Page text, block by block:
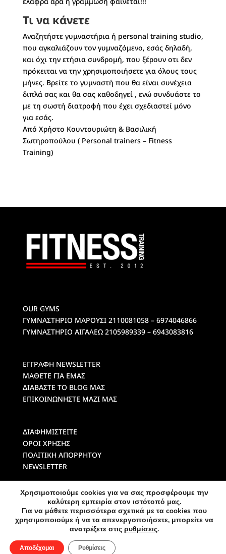
Τι να κάνετε
Αναζητήστε γυμναστήρια ή personal training studio,
που αγκαλιάζουν τον γυμναζόμενο, εσάς δηλαδή,
και όχι την ετήσια συνδρομή, που ξέρουν οτι δεν
πρόκειται να την χρησιμοποιήσετε για όλους τους
μήνες. Βρείτε το γυμναστή που θα είναι συνέχεια
διπλά σας και θα σας καθοδηγεί , ενώ συνδυάστε το
με τη σωστή διατροφή που έχει σχεδιαστεί μόνο
για εσάς.
Από Χρήστο Κουντουριώτη & Βασιλική
Σωτηροπούλου ( Personal trainers – Fitness
Training)
OUR GYMS
ΓΥΜΝΑΣΤΗΡΙΟ ΜΑΡΟΥΣΙ2110081058 – 6974046866
ΓΥΜΝΑΣΤΗΡΙΟ ΑΙΓΑΛΕΩ2105989339 – 6943083816
ΕΓΓΡΑΦΗ NEWSLETTER
ΜΑΘΕΤΕ ΓΙΑ ΕΜΑΣ
ΔΙΑΒΑΣΤΕ ΤΟ BLOG ΜΑΣ
ΕΠΙΚΟΙΝΩΝΗΣΤΕ ΜΑΖΙ ΜΑΣ
ΔΙΑΦΗΜΙΣΤΕΙΤΕ
ΟΡΟΙ ΧΡΗΣΗΣ
ΠΟΛΙΤΙΚΗ ΑΠΟΡΡΗΤΟΥ
NEWSLETTER
Χρησιμοποιούμε cookies για να σας προσφέρουμε την
καλύτερη εμπειρία στον ιστότοπό μας.
Για να μάθετε περισσότερα σχετικά με τα cookies που
χρησιμοποιούμε ή να τα απενεργοποιήσετε, μπορείτε να
ανατρέξετε στις ρυθμίσεις.
Αποδέχομαι Ρυθμίσεις
© Created bySpiral Mango- All Rights Reserved Fitnesstraining